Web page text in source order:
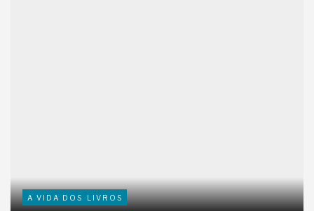
A VIDA DOS LIVROS